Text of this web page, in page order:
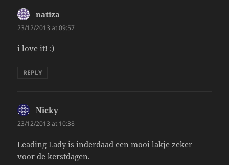
natiza
23/12/2013 at 09:57
i love it! :)
REPLY
Nicky
23/12/2013 at 10:38
Leading Lady is inderdaad een mooi lakje zeker
voor de kerstdagen.